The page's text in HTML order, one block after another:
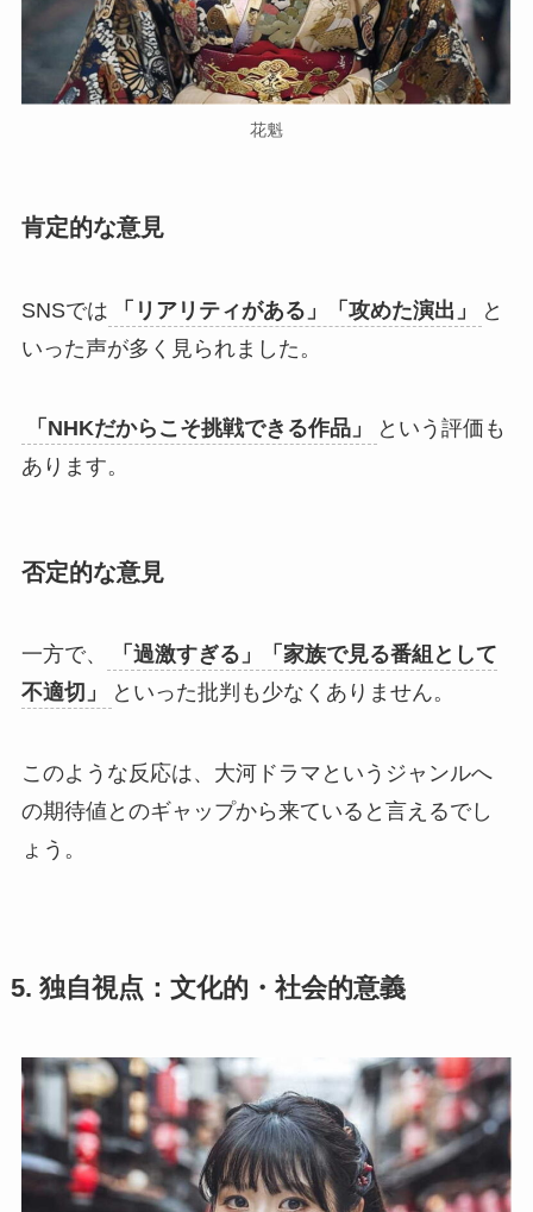
花魁
肯定的な意見
SNSでは 「リアリティがある」「攻めた演出」
と
いった声が多く見られました。
「NHKだからこそ挑戦できる作品」
という評価も
あります。
否定的な意見
一方で、
「過激すぎる」「家族で見る番組として
不適切」
といった批判も少なくありません。
このような反応は、大河ドラマというジャンルへ
の期待値とのギャップから来ていると言えるでし
ょう。
5. 独自視点：文化的・社会的意義